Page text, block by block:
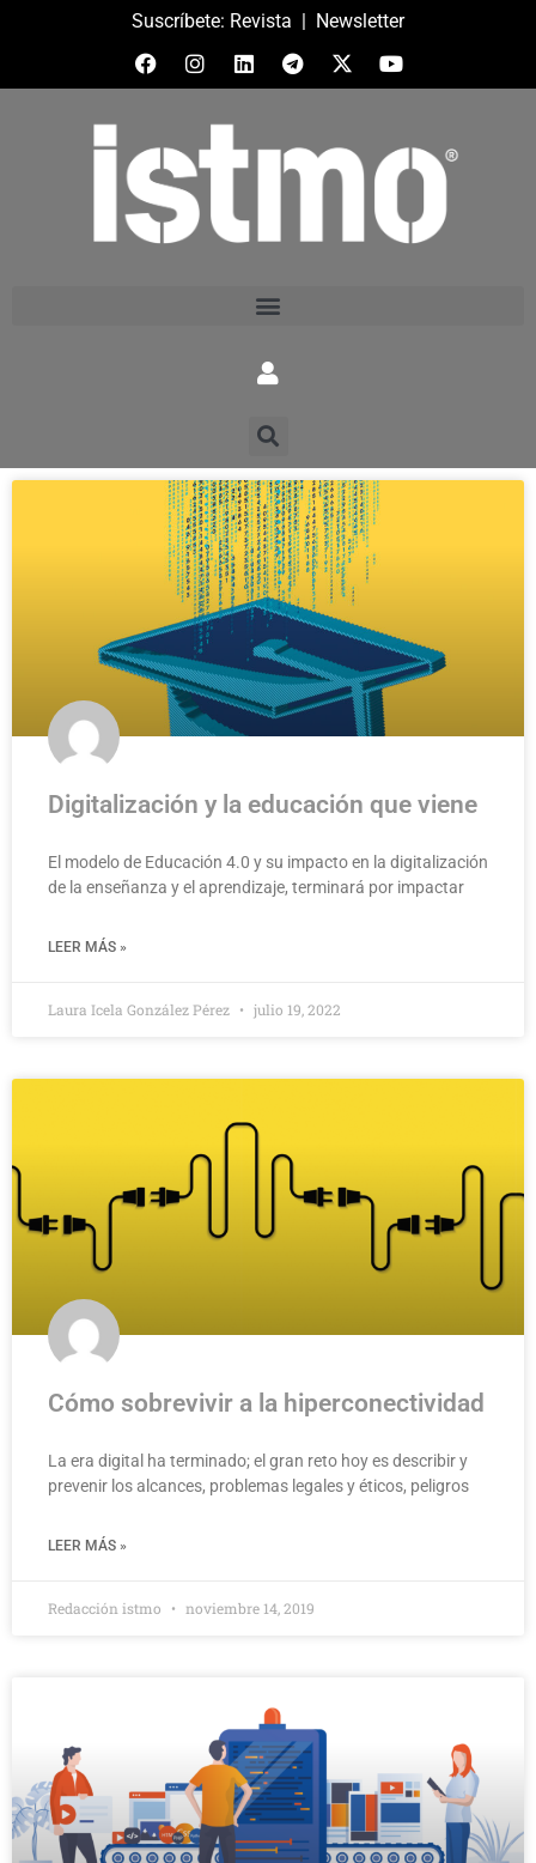
Suscríbete: Revista | Newsletter
Digitalización y la educación que viene
El modelo de Educación 4.0 y su impacto en la digitalización
de la enseñanza y el aprendizaje, terminará por impactar
LEER MÁS »
Laura Icela González Pérez julio 19, 2022
Cómo sobrevivir a la hiperconectividad
La era digital ha terminado; el gran reto hoy es describir y
prevenir los alcances, problemas legales y éticos, peligros
LEER MÁS »
Redacción istmo noviembre 14, 2019